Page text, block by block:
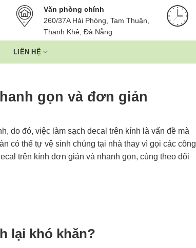
Văn phòng chính
260/37A Hải Phòng, Tam Thuận,
Thanh Khê, Đà Nẵng
LIÊN HỆ
gọn và đơn giản
do đó, việc làm sạch decal trên kính là vấn đề mà
có thể tự vệ sinh chúng tại nhà thay vì gọi các công
trên kính đơn giản và nhanh gọn, cùng theo dõi
lại khó khăn?